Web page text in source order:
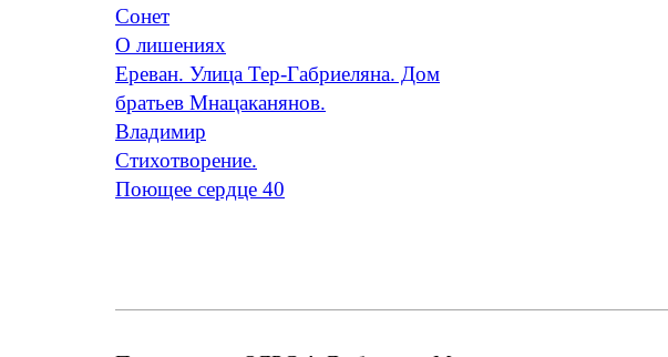
Сонет
O лишениях
Ереван. Улица Тер-Габриеляна. Дом
братьев Мнацаканянов.
Владимир
Стихотворение.
Поющее сердце 40